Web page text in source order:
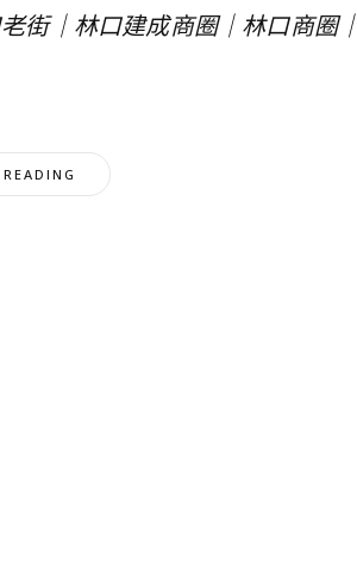
街｜林口建成商圈｜林口商圈｜